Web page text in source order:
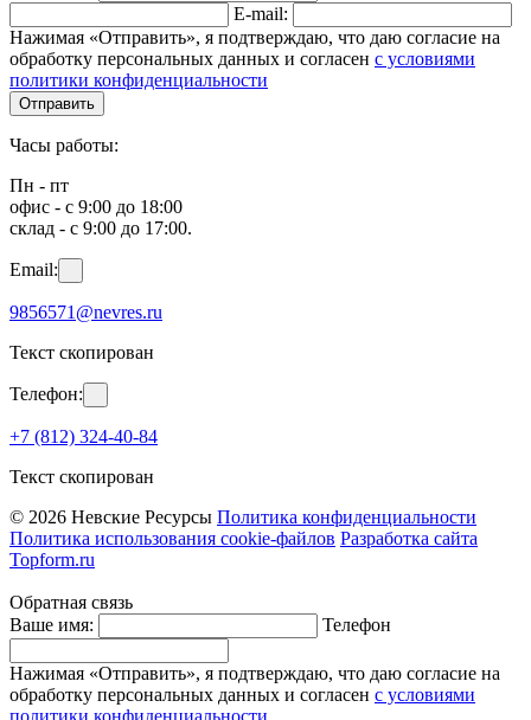
E-mail:
Нажимая «Отправить», я подтверждаю, что даю согласие на
обработку персональных данных и согласен с условиями
политики конфиденциальности
Отправить
Часы работы:
Пн - пт
офис - с 9:00 до 18:00
склад - с 9:00 до 17:00.
Email:
9856571@nevres.ru
Текст скопирован
Телефон:
+7 (812) 324-40-84
Текст скопирован
© 2026 Невские Ресурсы Политика конфиденциальности
Политика использования cookie-файлов Разработка сайта
Topform.ru
Обратная связь
Ваше имя:
Телефон
Нажимая «Отправить», я подтверждаю, что даю согласие на
обработку персональных данных и согласен с условиями
политики конфиденциальности